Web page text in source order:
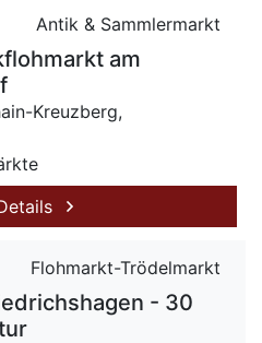
Antik & Sammlermarkt
am
Kreuzberg,
Flohmarkt-Trödelmarkt
- 30